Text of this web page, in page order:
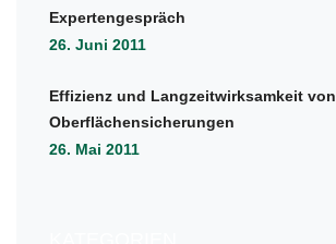
Expertengespräch
26. Juni 2011
Effizienz und Langzeitwirksamkeit von
Oberflächensicherungen
26. Mai 2011